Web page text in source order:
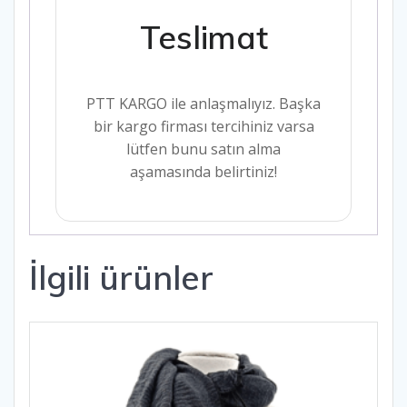
Teslimat
PTT KARGO ile anlaşmalıyız. Başka
bir kargo firması tercihiniz varsa
lütfen bunu satın alma
aşamasında belirtiniz!
İlgili ürünler